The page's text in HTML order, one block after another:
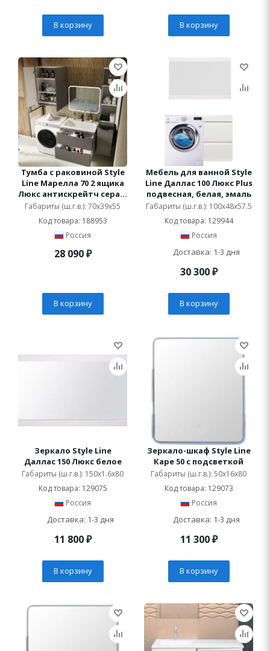
В корзину В корзину
Тумба с раковиной Style
Line Марелла 70 2 ящика
Люкс антискрейтч серая,
Plus подвесная
Габариты (ш.г.в.): 70x39x55
Код товара: 188953
Россия
28 090₽
В корзину
Мебель для ванной Style
Line Даллас 100 Люкс Plus
подвесная, белая, эмаль
Габариты (ш.г.в.): 100x48x57.5
Код товара: 129944
Россия
Доставка: 1-3 дня
30 300₽
В корзину
Зеркало Style Line
Даллас 150 Люкс белое
Габариты (ш.г.в.): 150x1.6x80
Код товара: 129075
Россия
Доставка: 1-3 дня
11 800₽
В корзину
Зеркало-шкаф Style Line
Каре 50 с подсветкой
Габариты (ш.г.в.): 50x16x80
Код товара: 129073
Россия
Доставка: 1-3 дня
11 300₽
В корзину